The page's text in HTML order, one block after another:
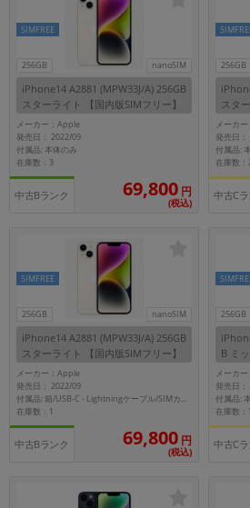
256GB nanoSIM
SIMFREE
iPhone14 A2881 (MPW33J/A) 256GB
スターライト 【国内版SIMフリー】
メーカー：Apple
発売日： 2022/09
付属品: 本体のみ
在庫数：3
中古Bランク 69,800 円
(税込)
256GB
スタ
メーカ
発売日
付属品:
在庫数：
中古C
256GB nanoSIM
SIMFREE
iPhone14 A2881 (MPW33J/A) 256GB
スターライト 【国内版SIMフリー】
メーカー：Apple
発売日： 2022/09
付属品: 箱/USB-C - Lightningケーブル/SIMカードツール/マニュアル
在庫数：1
中古Bランク 69,800 円
(税込)
256GB
B ミ
ー】
メーカ
発売日
付属品:
在庫数：1
中古C
容量
~
モニタサイズ
発売日
年
年
各項目のチェックボックスは「or検索」となります。
ただし機能別のみ「and検索」となります。